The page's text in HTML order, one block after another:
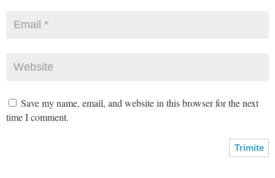
Save my name, email, and website in this browser for the next
time I comment.